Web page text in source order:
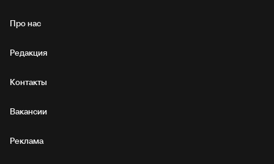
Про нас
Редакция
Контакты
Вакансии
Реклама